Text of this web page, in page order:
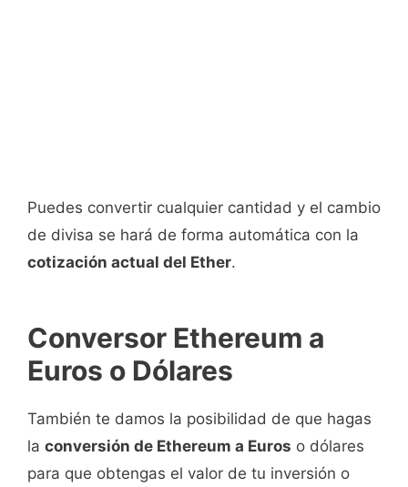
Puedes convertir cualquier cantidad y el cambio
de divisa se hará de forma automática con la
cotización actual del Ether.
Conversor Ethereum a
Euros o Dólares
También te damos la posibilidad de que hagas
la conversión de Ethereum a Euros o dólares
para que obtengas el valor de tu inversión o